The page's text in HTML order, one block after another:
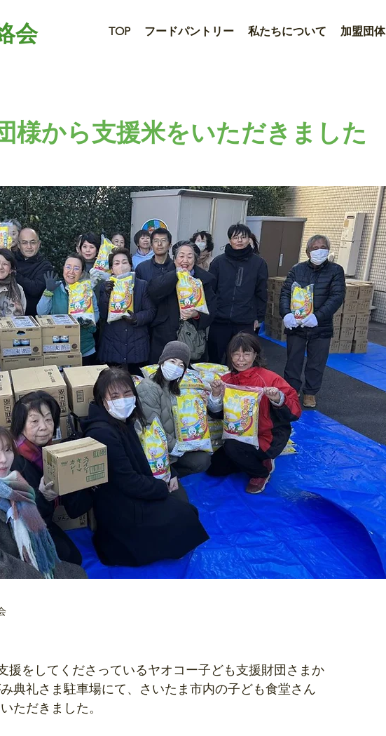
会 TOP フードパントリー 私たちについて 加盟団体
様から支援米をいただきました
援をしてくださっているヤオコー子ども支援財団さまか
典礼さま駐車場にて、さいたま市内の子ども食堂さん
ただきました。